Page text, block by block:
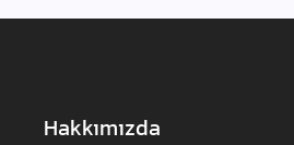
Hakkımızda